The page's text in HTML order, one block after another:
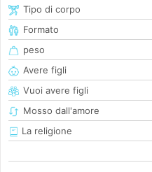
Tipo di corpo
Formato
peso
Avere figli
Vuoi avere figli
Mosso dall'amore
La religione